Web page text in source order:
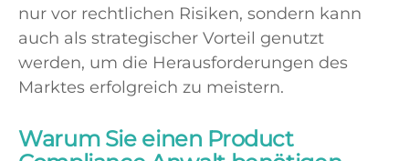
nur vor rechtlichen Risiken, sondern kann
auch als strategischer Vorteil genutzt
werden, um die Herausforderungen des
Marktes erfolgreich zu meistern.
Warum Sie einen Product